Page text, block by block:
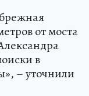
от моста
в
– уточнили